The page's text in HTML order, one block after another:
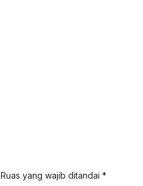
Ruas yang wajib ditandai *